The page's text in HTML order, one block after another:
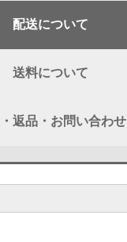
配送について
送料について
返品・お問い合わせ